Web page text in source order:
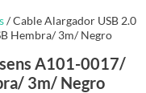
/ Cable Alargador USB 2.0
Hembra/ 3m/ Negro
A101-0017/
3m/ Negro